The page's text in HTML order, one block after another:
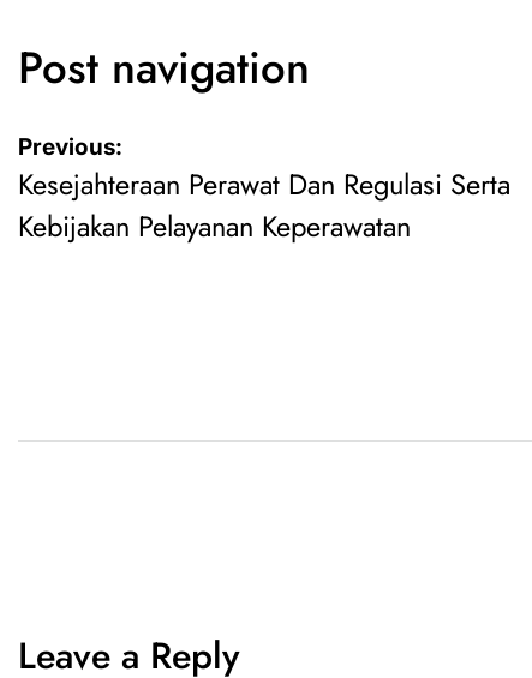
Post navigation
Previous:
Kesejahteraan Perawat Dan Regulasi Serta
Kebijakan Pelayanan Keperawatan
Leave a Reply